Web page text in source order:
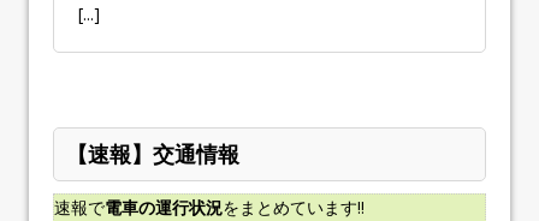
[...]
【速報】交通情報
速報で電車の運行状況をまとめています!!